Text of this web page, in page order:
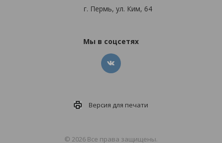
г. Пермь, ул. Ким, 64
Мы в соцсетях
Версия для печати
© 2026 Все права защищены.